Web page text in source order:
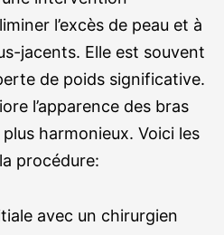
l’excès de peau et à
jacents. Elle est souvent
de poids significative.
l’apparence des bras
harmonieux. Voici les
procédure:
avec un chirurgien